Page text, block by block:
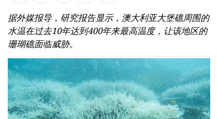
据外媒报导，研究报告显示，澳大利亚大堡礁周围的
水温在过去10年达到400年来最高温度，让该地区的
珊瑚礁面临威胁。